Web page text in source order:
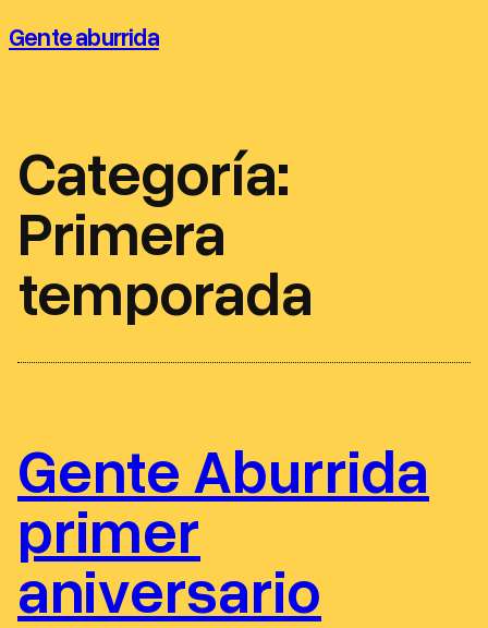
alGente aburrida
Categoría:
Primera
temporada
Gente Aburrida
primer
aniversario